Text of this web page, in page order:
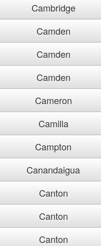
Cambridge
Camden
Camden
Camden
Cameron
Camilla
Campton
Canandaigua
Canton
Canton
Canton